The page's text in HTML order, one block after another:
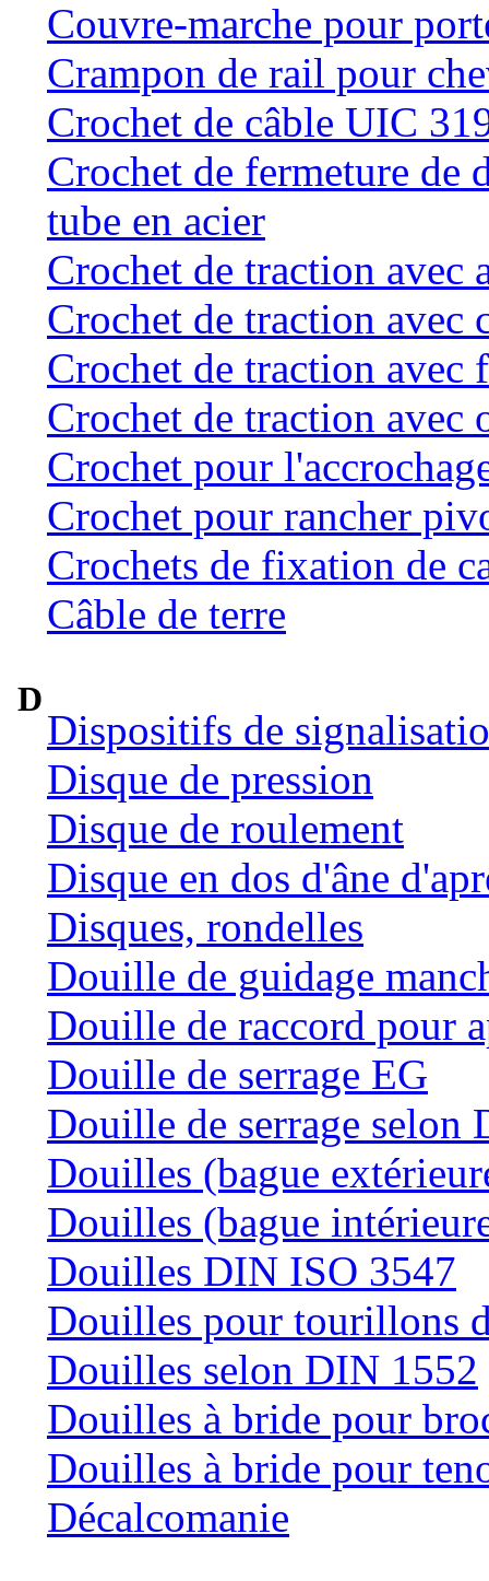
Couvre-marche pour
Crampon de rail pour
Crochet de câble UIC
Crochet de fermeture de
tube en acier
Crochet de traction avec
Crochet de traction avec
Crochet de traction avec
Crochet de traction avec
Crochet pour
Crochet pour rancher
Crochets de fixation de
Câble de terre
D
Dispositifs de
Disque de pression
Disque de roulement
Disque en dos d'âne
Disques, rondelles
Douille de guidage
Douille de raccord pour
Douille de serrage EG
Douille de serrage selon
Douilles (bague
Douilles (bague
Douilles DIN ISO 3547
Douilles pour tourillons
Douilles selon DIN 1552
Douilles à bride pour
Douilles à bride pour
Décalcomanie